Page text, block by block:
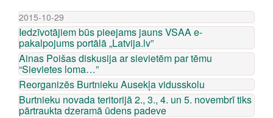
2015-10-29
Iedzīvotājiem būs pieejams jauns VSAA e-
pakalpojums portālā „Latvija.lv”
Ainas Poišas diskusija ar sievietēm par tēmu
“Sievietes loma…”
Reorganizēs Burtnieku Ausekļa vidusskolu
Burtnieku novada teritorijā 2., 3., 4. un 5. novembrī tiks
pārtraukta dzeramā ūdens padeve